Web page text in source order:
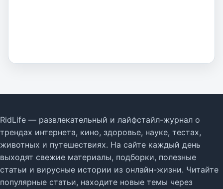
RidLife — развлекательный и лайфстайл-журнал о
трендах интернета, кино, здоровье, науке, тестах,
животных и путешествиях. На сайте каждый день
выходят свежие материалы, подборки, полезные
статьи и вирусные истории из онлайн-жизни. Читайте
популярные статьи, находите новые темы через